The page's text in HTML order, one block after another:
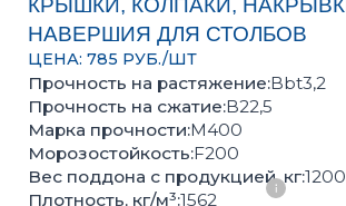
Морозостойкость:F200
Вес поддона с продукцией, кг:1200
Плотность, кг/м³:1562
ГОСТ:17608-2017
Все характеристики